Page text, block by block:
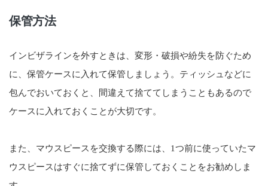
保管方法
インビザラインを外すときは、変形・破損や紛失を防ぐため
に、保管ケースに入れて保管しましょう。ティッシュなどに
包んでおいておくと、間違えて捨ててしまうこともあるので
ケースに入れておくことが大切です。
また、マウスピースを交換する際には、1つ前に使っていたマ
ウスピースはすぐに捨てずに保管しておくことをお勧めしま